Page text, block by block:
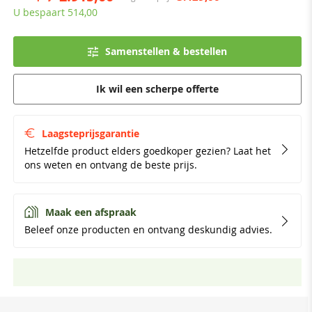
U bespaart 514,00
Laagsteprijsgarantie
Hetzelfde product elders goedkoper gezien? Laat het
ons weten en ontvang de beste prijs.
Maak een afspraak
Beleef onze producten en ontvang deskundig advies.
Samenstellen & bestellen
Ik wil een scherpe offerte